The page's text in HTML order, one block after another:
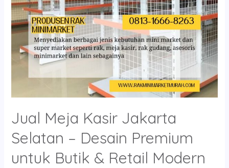
Jual Meja Kasir Jakarta
Selatan – Desain Premium
untuk Butik & Retail Modern
Butik
&
Retail
Modern